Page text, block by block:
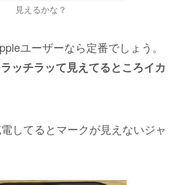
見えるかな？
ユーザーなら定番でしょう。
ッチラッて見えてるところイカ
してるとマークが見えないジャ